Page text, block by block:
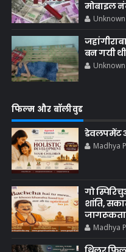
मोबाइल
Unknown
बन गयी थी
Unknown
फिल्म और बॉलीवुड
डेवलपमेंट
Madhya
गो
शांति,
Madhya